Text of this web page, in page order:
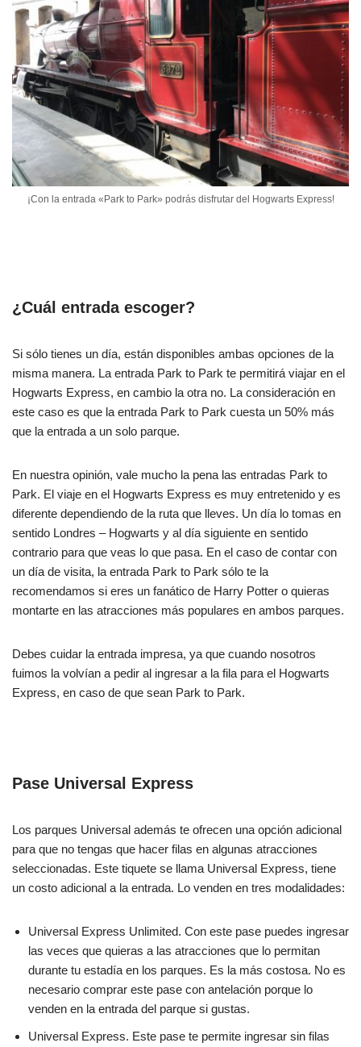
¡Con la entrada «Park to Park» podrás disfrutar del Hogwarts Express!
¿Cuál entrada escoger?
Si sólo tienes un día, están disponibles ambas opciones de la
misma manera. La entrada Park to Park te permitirá viajar en el
Hogwarts Express, en cambio la otra no. La consideración en
este caso es que la entrada Park to Park cuesta un 50% más
que la entrada a un solo parque.
En nuestra opinión, vale mucho la pena las entradas Park to
Park. El viaje en el Hogwarts Express es muy entretenido y es
diferente dependiendo de la ruta que lleves. Un día lo tomas en
sentido Londres – Hogwarts y al día siguiente en sentido
contrario para que veas lo que pasa. En el caso de contar con
un día de visita, la entrada Park to Park sólo te la
recomendamos si eres un fanático de Harry Potter o quieras
montarte en las atracciones más populares en ambos parques.
Debes cuidar la entrada impresa, ya que cuando nosotros
fuimos la volvían a pedir al ingresar a la fila para el Hogwarts
Express, en caso de que sean Park to Park.
Pase Universal Express
Los parques Universal además te ofrecen una opción adicional
para que no tengas que hacer filas en algunas atracciones
seleccionadas. Este tiquete se llama Universal Express, tiene
un costo adicional a la entrada. Lo venden en tres modalidades:
Universal Express Unlimited. Con este pase puedes ingresar
las veces que quieras a las atracciones que lo permitan
durante tu estadía en los parques. Es la más costosa. No es
necesario comprar este pase con antelación porque lo
venden en la entrada del parque si gustas.
Universal Express. Este pase te permite ingresar sin filas